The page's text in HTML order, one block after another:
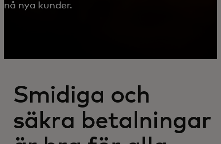
nå nya kunder.
Smidiga och
säkra betalningar